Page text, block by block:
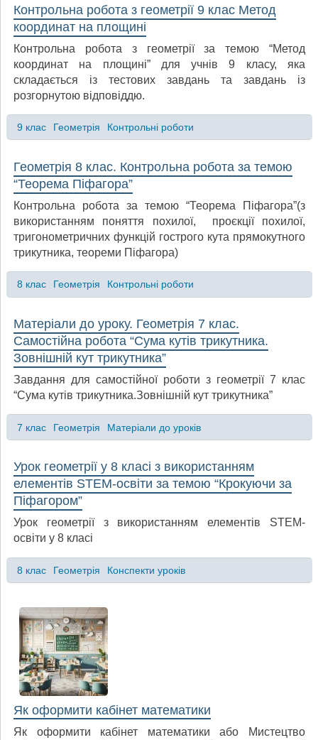
Контрольна робота з геометрії 9 клас Метод
координат на площині
Контрольна робота з геометрії за темою “Метод
координат на площині” для учнів 9 класу, яка
складається із тестових завдань та завдань із
розгорнутою відповіддю.
9 клас Геометрія Контрольні роботи
Геометрія 8 клас. Контрольна робота за темою
“Теорема Піфагора”
Контрольна робота за темою “Теорема Піфагора”(з
використанням поняття похилої, проєкції похилої,
тригонометричних функцій гострого кута прямокутного
трикутника, теореми Піфагора)
8 клас Геометрія Контрольні роботи
Матеріали до уроку. Геометрія 7 клас.
Самостійна робота “Сума кутів трикутника.
Зовнішній кут трикутника”
Завдання для самостійної роботи з геометрії 7 клас
“Сума кутів трикутника.Зовнішній кут трикутника”
7 клас Геометрія Матеріали до уроків
Урок геометрії у 8 класі з використанням
елементів STEM-освіти за темою “Крокуючи за
Піфагором”
Урок геометрії з використанням елементів STEM-
освіти у 8 класі
8 клас Геометрія Конспекти уроків
Як оформити кабінет математики
Як оформити кабінет математики або Мистецтво